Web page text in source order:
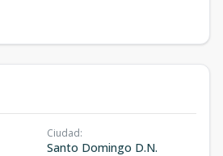
Ciudad:
Santo Domingo D.N.